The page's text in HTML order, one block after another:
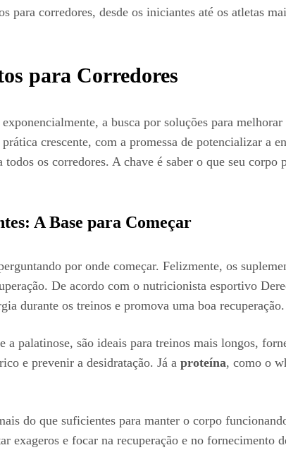
para corredores, desde os iniciantes até os atletas
para Corredores
a busca por soluções para
crescente, com a promessa de potencializar a
os corredores. A chave é saber o que seu
A Base para Começar
por onde começar. Felizmente, os
De acordo com o nutricionista esportivo
durante os treinos e promova uma boa recuperação.
a palatinose, são ideais para treinos mais longos,
e prevenir a desidratação. Já a proteína, como o
do que suficientes para manter o corpo
exageros e focar na recuperação e no fornecimento